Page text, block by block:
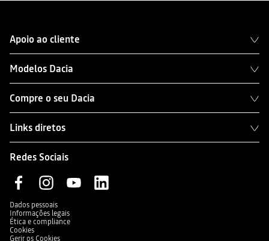
Apoio ao cliente
Modelos Dacia
Compre o seu Dacia
Links diretos
Redes Sociais
Dados pessoais
Informações legais
Ética e compliance
Cookies
Gerir os Cookies